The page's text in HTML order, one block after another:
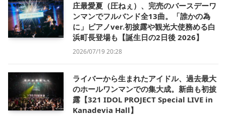
庄最愛夏（圧ねぇ）、完売のバースデーワ
ンマンでフルバンド全13曲。「誰かの為
に」ピアノver.初披露や観光大使務める白
浜町長登場も【誕生日の2日後 2026】
2026/07/19 20:28
ライバーから生まれたアイドル、過去最大
のホールワンマンでの集大成。新曲も初披
露【321 IDOL PROJECT Special LIVE in
Kanadevia Hall】